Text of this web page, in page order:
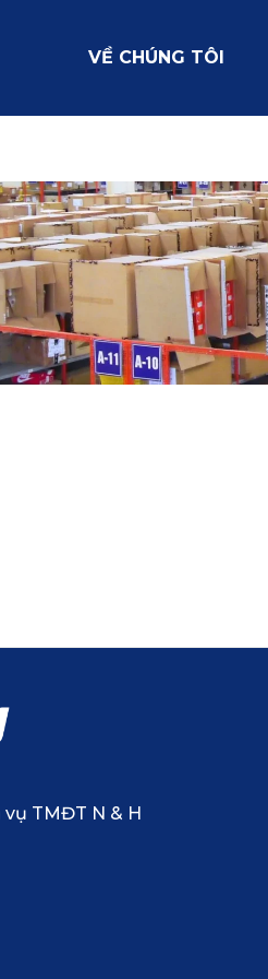
VỀ CHÚNG TÔI
vụ TMĐT N & H